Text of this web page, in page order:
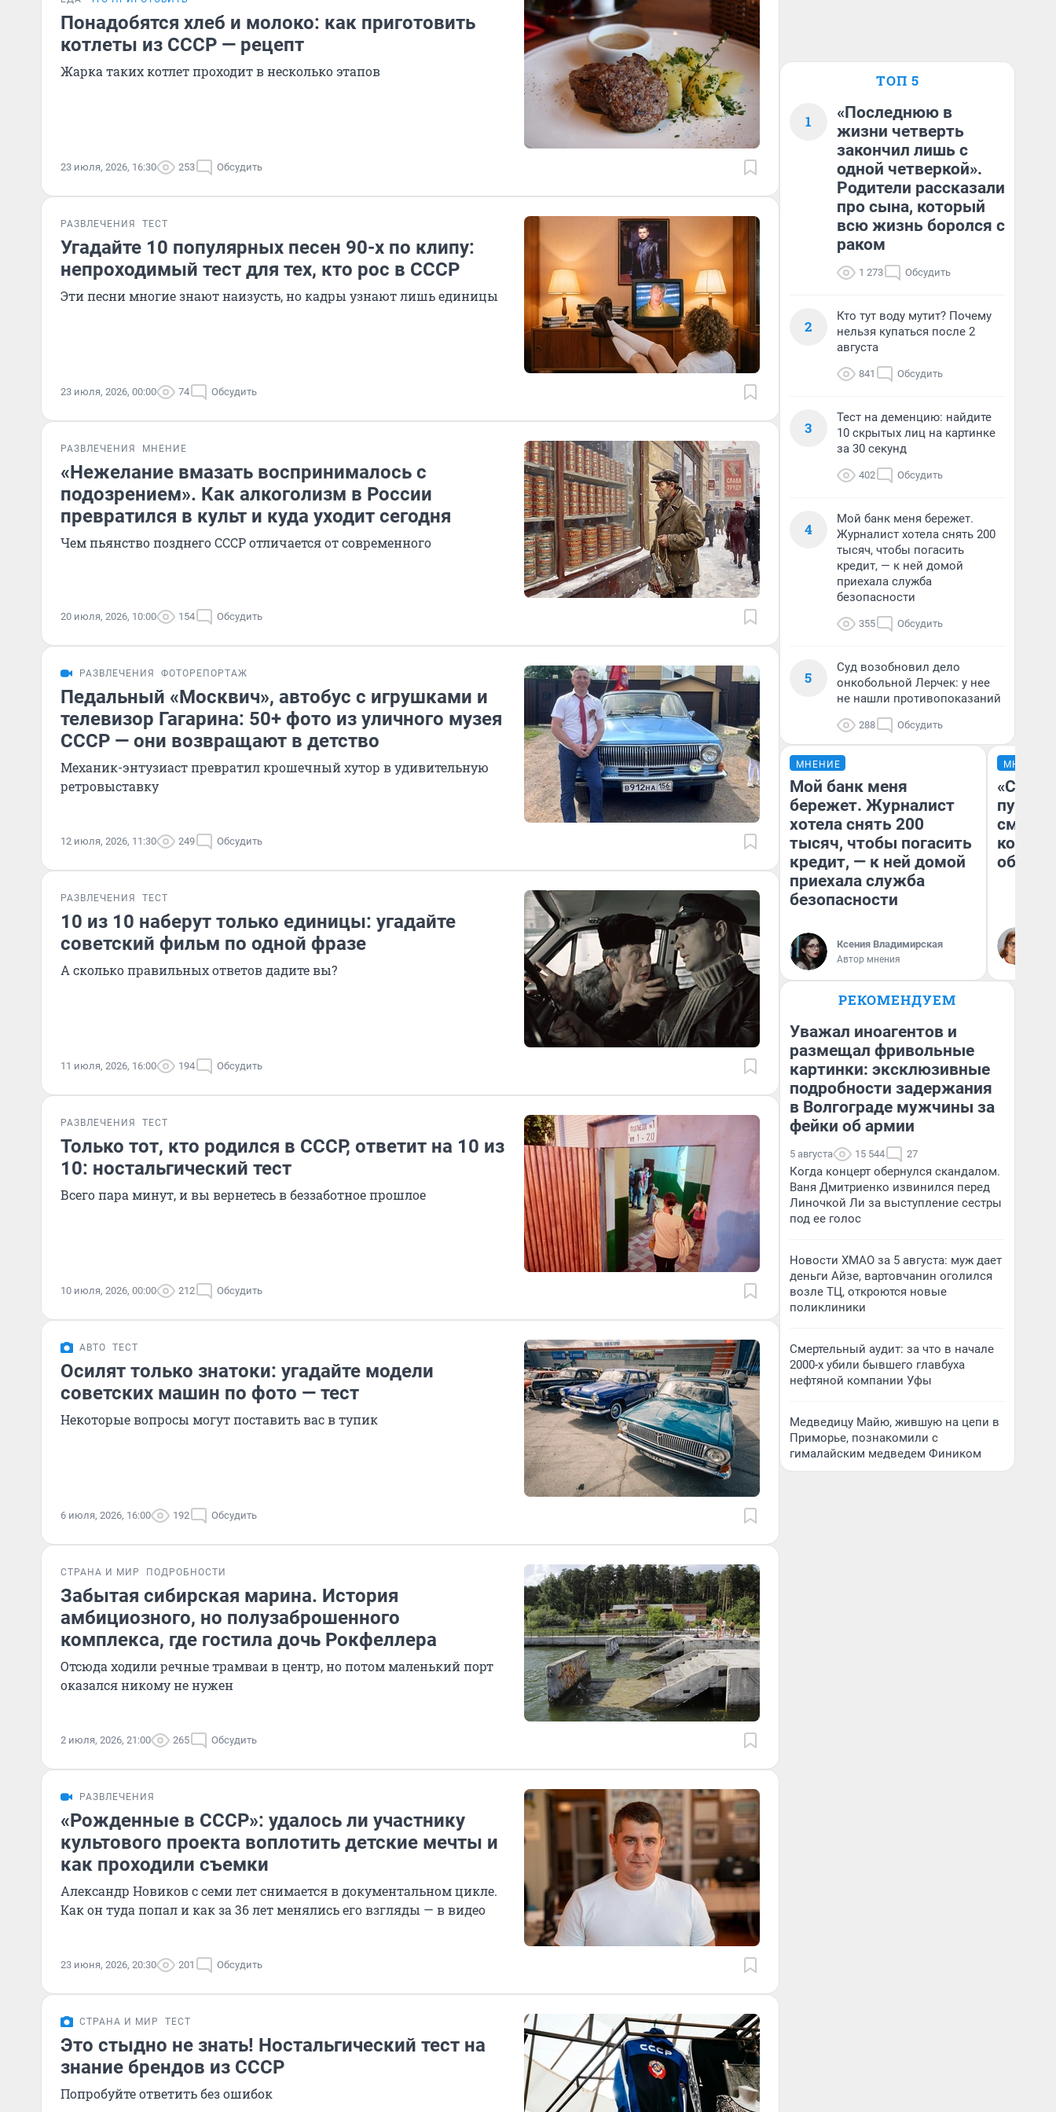
Понадобятся хлеб и молоко: как приготовить
котлеты из СССР — рецепт
Жарка таких котлет проходит в несколько этапов
23 июля, 2026, 16:30 253 Обсудить
РАЗВЛЕЧЕНИЯ ТЕСТ
Угадайте 10 популярных песен 90-х по клипу:
непроходимый тест для тех, кто рос в СССР
Эти песни многие знают наизусть, но кадры узнают лишь единицы
23 июля, 2026, 00:00 74 Обсудить
РАЗВЛЕЧЕНИЯ МНЕНИЕ
«Нежелание вмазать воспринималось с
подозрением». Как алкоголизм в России
превратился в культ и куда уходит сегодня
Чем пьянство позднего СССР отличается от современного
20 июля, 2026, 10:00 154 Обсудить
РАЗВЛЕЧЕНИЯ ФОТОРЕПОРТАЖ
Педальный «Москвич», автобус с игрушками и
телевизор Гагарина: 50+ фото из уличного музея
СССР — они возвращают в детство
Механик-энтузиаст превратил крошечный хутор в удивительную
ретровыставку
12 июля, 2026, 11:30 249 Обсудить
РАЗВЛЕЧЕНИЯ ТЕСТ
10 из 10 наберут только единицы: угадайте
советский фильм по одной фразе
А сколько правильных ответов дадите вы?
11 июля, 2026, 16:00 194 Обсудить
РАЗВЛЕЧЕНИЯ ТЕСТ
Только тот, кто родился в СССР, ответит на 10 из
10: ностальгический тест
Всего пара минут, и вы вернетесь в беззаботное прошлое
10 июля, 2026, 00:00 212 Обсудить
АВТО ТЕСТ
Осилят только знатоки: угадайте модели
советских машин по фото — тест
Некоторые вопросы могут поставить вас в тупик
6 июля, 2026, 16:00 192 Обсудить
СТРАНА И МИР ПОДРОБНОСТИ
Забытая сибирская марина. История
амбициозного, но полузаброшенного
комплекса, где гостила дочь Рокфеллера
Отсюда ходили речные трамваи в центр, но потом маленький порт
оказался никому не нужен
2 июля, 2026, 21:00 265 Обсудить
РАЗВЛЕЧЕНИЯ
«Рожденные в СССР»: удалось ли участнику
культового проекта воплотить детские мечты и
как проходили съемки
Александр Новиков с семи лет снимается в документальном цикле.
Как он туда попал и как за 36 лет менялись его взгляды — в видео
23 июня, 2026, 20:30 201 Обсудить
СТРАНА И МИР ТЕСТ
Это стыдно не знать! Ностальгический тест на
знание брендов из СССР
Попробуйте ответить без ошибок
ТОП 5
1
«Последнюю в
жизни четверть
закончил лишь с
одной четверкой».
Родители рассказали
про сына, который
всю жизнь боролся с
раком
1 273 Обсудить
2
Кто тут воду мутит? Почему
нельзя купаться после 2
августа
841 Обсудить
3
Тест на деменцию: найдите
10 скрытых лиц на картинке
за 30 секунд
402 Обсудить
4
Мой банк меня бережет.
Журналист хотела снять 200
тысяч, чтобы погасить
кредит, — к ней домой
приехала служба
безопасности
355 Обсудить
5
Суд возобновил дело
онкобольной Лерчек: у нее
не нашли противопоказаний
288 Обсудить
МНЕНИЕ
Мой банк меня
бережет. Журналист
хотела снять 200
тысяч, чтобы погасить
кредит, — к ней домой
приехала служба
безопасности
Ксения Владимирская
Автор мнения
МНЕНИЕ
РЕКОМЕНДУЕМ
Уважал иноагентов и
размещал фривольные
картинки: эксклюзивные
подробности задержания
в Волгограде мужчины за
фейки об армии
5 августа 15 544 27
Когда концерт обернулся скандалом.
Ваня Дмитриенко извинился перед
Линочкой Ли за выступление сестры
под ее голос
Новости ХМАО за 5 августа: муж дает
деньги Айзе, вартовчанин оголился
возле ТЦ, откроются новые
поликлиники
Смертельный аудит: за что в начале
2000-х убили бывшего главбуха
нефтяной компании Уфы
Медведицу Майю, жившую на цепи в
Приморье, познакомили с
гималайским медведем Фиником